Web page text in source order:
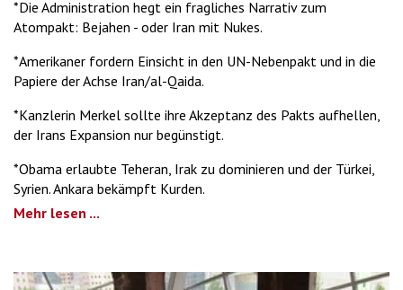
*Die Administration hegt ein fragliches Narrativ zum
Atompakt: Bejahen - oder Iran mit Nukes.
*Amerikaner fordern Einsicht in den UN-Nebenpakt und in die
Papiere der Achse Iran/al-Qaida.
*Kanzlerin Merkel sollte ihre Akzeptanz des Pakts aufhellen,
der Irans Expansion nur begünstigt.
*Obama erlaubte Teheran, Irak zu dominieren und der Türkei,
Syrien. Ankara bekämpft Kurden.
Mehr lesen ...